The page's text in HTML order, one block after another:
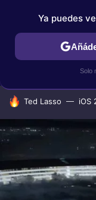
IPHONE
HOY SE HABLA DE
Ted Lasso iOS
Ya puedes
Solo